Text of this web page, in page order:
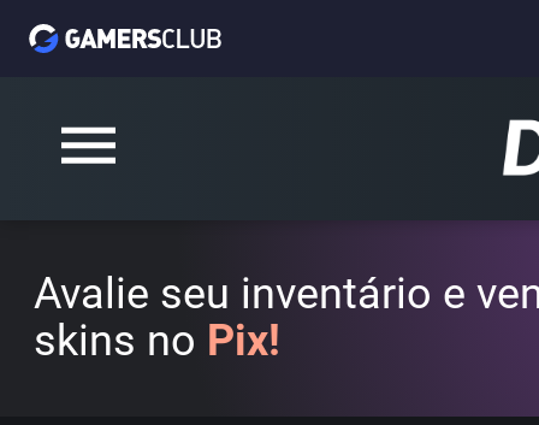
Avalie seu inventário e
skins no Pix!